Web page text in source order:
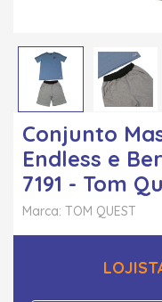
Conjunto
Endless e
7191 - Tom
Marca: TOM QUEST